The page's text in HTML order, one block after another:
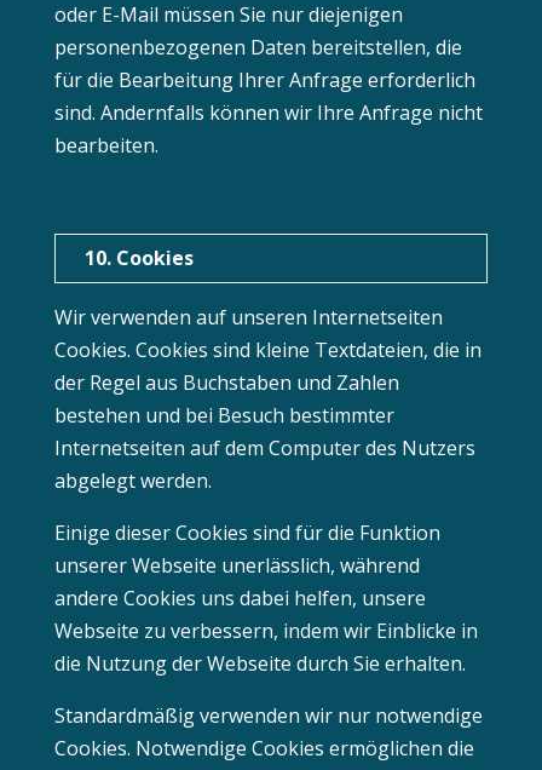
oder E-Mail müssen Sie nur diejenigen
personenbezogenen Daten bereitstellen, die
für die Bearbeitung Ihrer Anfrage erforderlich
sind. Andernfalls können wir Ihre Anfrage nicht
bearbeiten.
10. Cookies
Wir verwenden auf unseren Internetseiten
Cookies. Cookies sind kleine Textdateien, die in
der Regel aus Buchstaben und Zahlen
bestehen und bei Besuch bestimmter
Internetseiten auf dem Computer des Nutzers
abgelegt werden.
Einige dieser Cookies sind für die Funktion
unserer Webseite unerlässlich, während
andere Cookies uns dabei helfen, unsere
Webseite zu verbessern, indem wir Einblicke in
die Nutzung der Webseite durch Sie erhalten.
Standardmäßig verwenden wir nur notwendige
Cookies. Notwendige Cookies ermöglichen die